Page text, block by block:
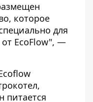
которое
для
EcoFlow", —
питается